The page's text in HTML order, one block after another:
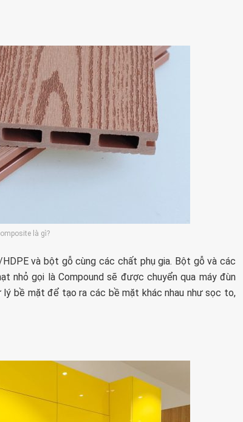
là gì?
và bột gỗ cùng các chất phụ gia. Bột gỗ và các
nhỏ gọi là Compound sẽ được chuyển qua máy đùn
bề mặt để tạo ra các bề mặt khác nhau như sọc to,